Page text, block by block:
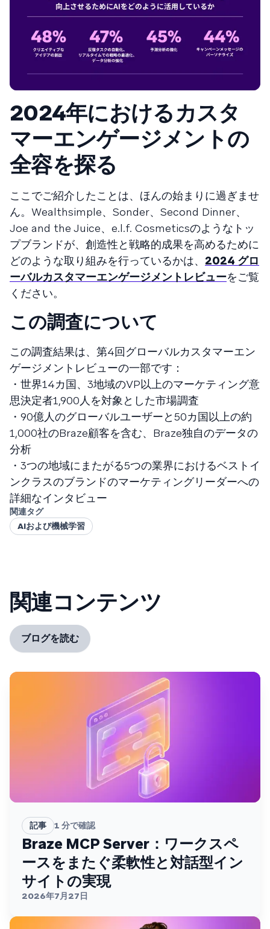
2024年におけるカスタ
マーエンゲージメントの
全容を探る
ここでご紹介したことは、ほんの始まりに過ぎませ
ん。Wealthsimple、Sonder、Second Dinner、
Joe and the Juice、e.l.f. Cosmeticsのようなトッ
プブランドが、創造性と戦略的成果を高めるために
どのような取り組みを行っているかは、 2024 グロ
ーバルカスタマーエンゲージメントレビューをご覧
ください。
この調査について
この調査結果は、第4回グローバルカスタマーエン
ゲージメントレビューの一部です：
・世界14カ国、3地域のVP以上のマーケティング意
思決定者1,900人を対象とした市場調査
・90億人のグローバルユーザーと50カ国以上の約
1,000社のBraze顧客を含む、Braze独自のデータの
分析
・3つの地域にまたがる5つの業界におけるベストイ
ンクラスのブランドのマーケティングリーダーへの
詳細なインタビュー
関連タグ
AIおよび機械学習
関連コンテンツ
ブログを読む
記事 1 分で確認
Braze MCP Server：ワークスペ
ースをまたぐ柔軟性と対話型イン
サイトの実現
2026年7月27日